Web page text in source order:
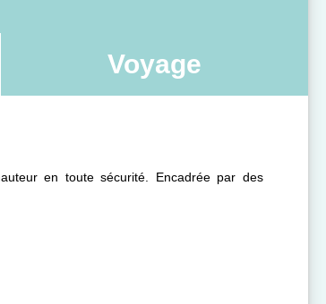
Voyage
en toute sécurité. Encadrée par des